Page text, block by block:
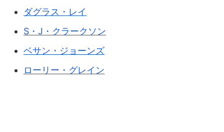
ダグラス・レイ
S・J・クラークソン
ベサン・ジョーンズ
ローリー・グレイン